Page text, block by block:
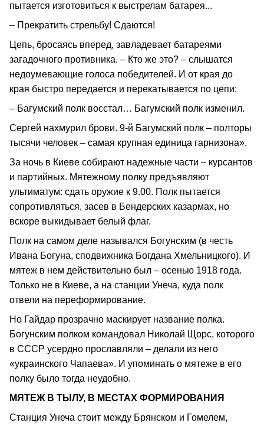
пытается изготовиться к выстрелам батарея...
– Прекратить стрельбу! Сдаются!
Цепь, бросаясь вперед, завладевает батареями
загадочного противника. – Кто же это? – слышатся
недоумевающие голоса победителей. И от края до
края быстро передается и перекатывается по цепи:
– Багумский полк восстал… Багумский полк изменил.
Сергей нахмурил брови. 9-й Багумский полк – полторы
тысячи человек – самая крупная единица гарнизона».
За ночь в Киеве собирают надежные части – курсантов
и партийных. Мятежному полку предъявляют
ультиматум: сдать оружие к 9.00. Полк пытается
сопротивляться, засев в Бендерских казармах, но
вскоре выкидывает белый флаг.
Полк на самом деле назывался Богунским (в честь
Ивана Богуна, сподвижника Богдана Хмельницкого). И
мятеж в нем действительно был – осенью 1918 года.
Только не в Киеве, а на станции Унеча, куда полк
отвели на переформирование.
Но Гайдар прозрачно маскирует название полка.
Богунским полком командовал Николай Щорс, которого
в СССР усердно прославляли – делали из него
«украинского Чапаева». И упоминать о мятеже в его
полку было тогда неудобно.
МЯТЕЖ В ТЫЛУ, В МЕСТАХ ФОРМИРОВАНИЯ
Станция Унеча стоит между Брянском и Гомелем,